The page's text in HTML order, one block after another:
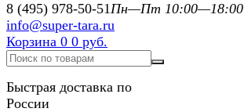
8 (495) 978-50-51Пн—Пт 10:00—18:00
info@super-tara.ru
Корзина 0 0 руб.
Быстрая доставка по
России